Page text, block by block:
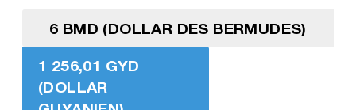
6 BMD (DOLLAR DES BERMUDES)
1 256,01 GYD
(DOLLAR